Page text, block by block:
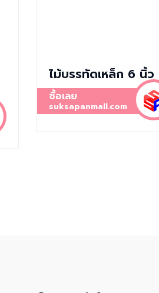
ไม้บรรทัดเหล็ก 6 นิ้ว
ซื้อเลย
suksapanmall.com